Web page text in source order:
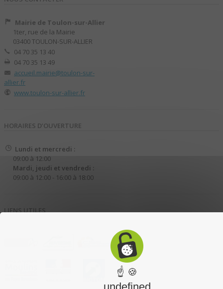
Mairie de Toulon-sur-Allier
1ter, rue de la Mairie
03400 TOULON-SUR-ALLIER
04 70 35 13 40
04 70 35 13 49
accueil.mairie@toulon-sur-
allier.fr
www.toulon-sur-allier.fr
HORAIRES D’OUVERTURE
Lundi et mercredi :
09:00 à 12:00
Mardi, jeudi et vendredi :
09:00 à 12:00 - 16:00 à 18:00
LIENS UTILES
☝ 🍪